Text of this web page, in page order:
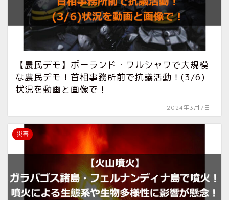
【農民デモ】ポーランド・ワルシャワで大規模
な農民デモ！首相事務所前で抗議活動！(3/6)
状況を動画と画像で！
2024年3月7日
災害